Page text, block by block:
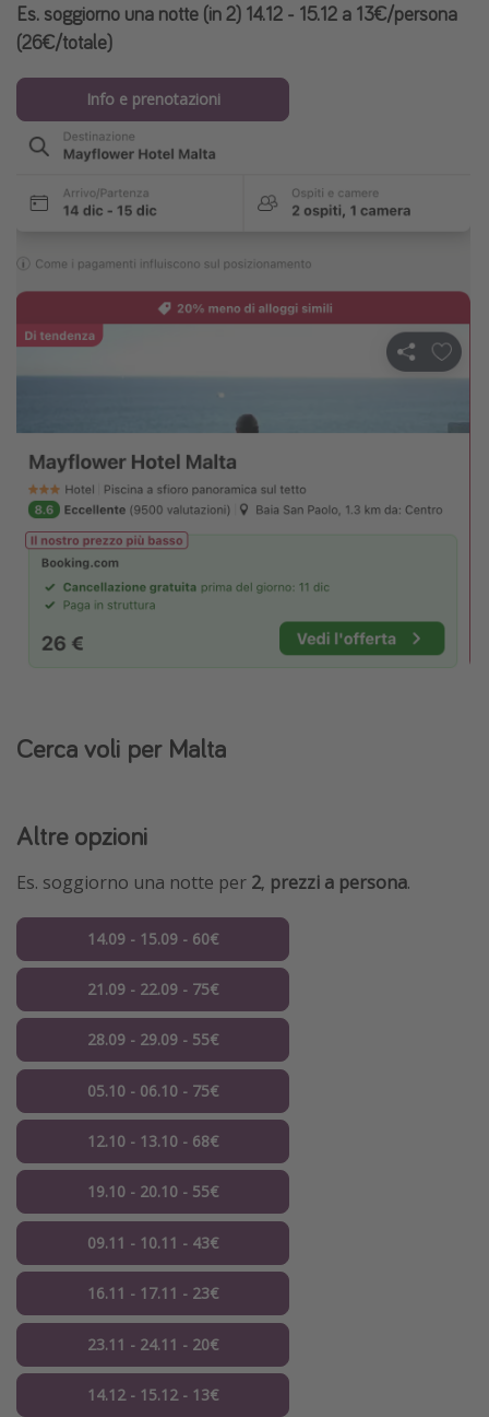
Es. soggiorno una notte (in 2) 14.12 - 15.12 a 13€/persona
(26€/totale)
Info e prenotazioni
Cerca voli per Malta
Altre opzioni
Es. soggiorno una notte per 2, prezzi a persona.
14.09 - 15.09 - 60€
21.09 - 22.09 - 75€
28.09 - 29.09 - 55€
05.10 - 06.10 - 75€
12.10 - 13.10 - 68€
19.10 - 20.10 - 55€
09.11 - 10.11 - 43€
16.11 - 17.11 - 23€
23.11 - 24.11 - 20€
14.12 - 15.12 - 13€